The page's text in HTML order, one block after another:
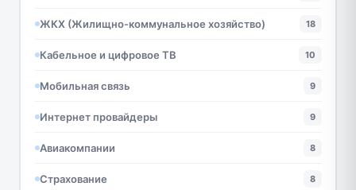
ЖКХ (Жилищно-коммунальное хозяйство) 18
Кабельное и цифровое ТВ 10
Мобильная связь 9
Интернет провайдеры 9
Авиакомпании 8
Страхование 8